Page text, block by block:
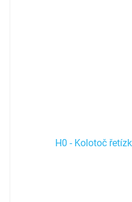
H0 - Kolotoč